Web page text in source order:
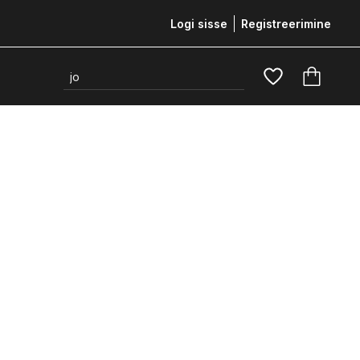
Logi sisse Registreerimine